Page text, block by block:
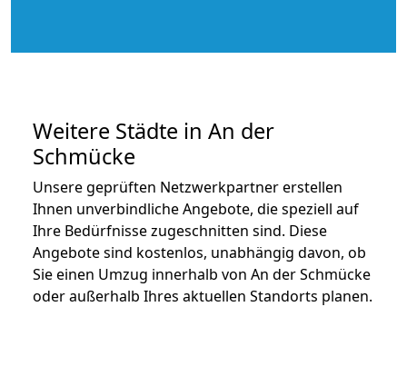
Weitere Städte in An der
Schmücke
Unsere geprüften Netzwerkpartner erstellen
Ihnen unverbindliche Angebote, die speziell auf
Ihre Bedürfnisse zugeschnitten sind. Diese
Angebote sind kostenlos, unabhängig davon, ob
Sie einen Umzug innerhalb von An der Schmücke
oder außerhalb Ihres aktuellen Standorts planen.